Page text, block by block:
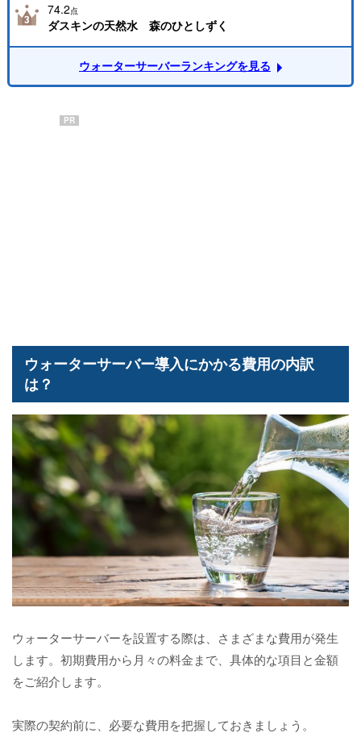
74.2点
ダスキンの天然水 森のひとしずく
ウォーターサーバーランキングを見る
PR
ウォーターサーバー導入にかかる費用の内訳
は？
ウォーターサーバーを設置する際は、さまざまな費用が発生
します。初期費用から月々の料金まで、具体的な項目と金額
をご紹介します。
実際の契約前に、必要な費用を把握しておきましょう。